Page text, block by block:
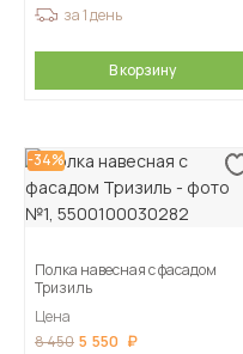
за 1 день
В корзину
-34%
Полка навесная с фасадом
Тризиль
Цена
8 450 5 550